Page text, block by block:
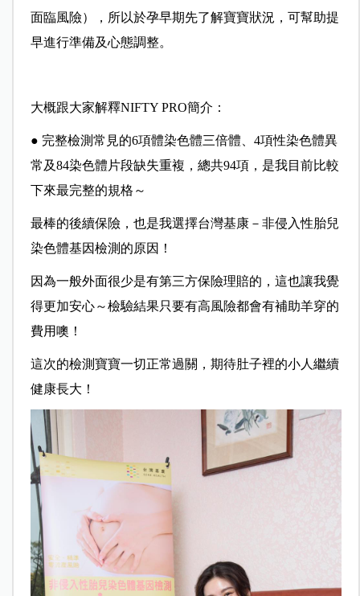
面臨風險）， 所以於孕早期先了解寶寶狀況， 可幫助提
早進行準備及心態調整。
大概跟大家解釋NIFTY PRO簡介：
● 完整檢測常見的6項體染色體三倍體、4項性染色體異
常及84染色體片段缺失重複，總共94項，是我目前比較
下來最完整的規格～
最棒的後續保險， 也是我選擇台灣基康－非侵入性胎兒
染色體基因檢測的原因！
因為一般外面很少是有第三方保險理賠的， 這也讓我覺
得更加安心～檢驗結果只要有高風險都會有補助羊穿的
費用噢！
這次的檢測寶寶一切正常過關， 期待肚子裡的小人繼續
健康長大！